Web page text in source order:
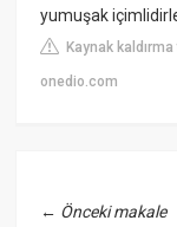
yumuşak
Kaynak
onedio.com
← Önceki makale